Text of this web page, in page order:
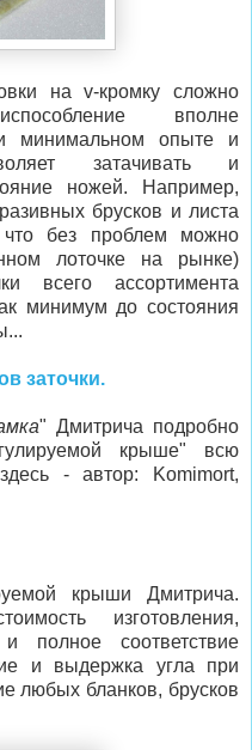
на v-кромку сложно
вполне
минимальном опыте и
затачивать и
ножей. Например,
брусков и листа
что без проблем можно
лоточке на рынке)
всего ассортимента
минимум до состояния
заточки.
" Дмитрича подробно
крыше" всю
- автор: Komimort,
крыши Дмитрича.
изготовления,
полное соответствие
и выдержка угла при
любых бланков, брусков